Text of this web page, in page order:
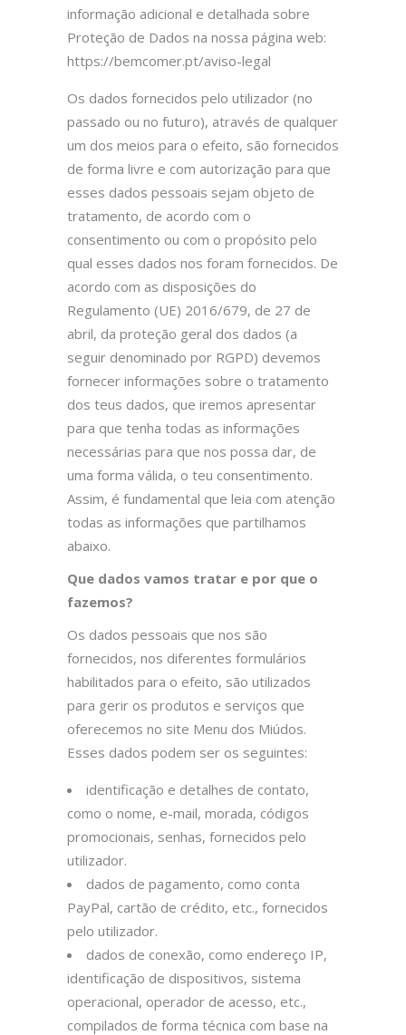
informação adicional e detalhada sobre
Proteção de Dados na nossa página web:
https://bemcomer.pt/aviso-legal
Os dados fornecidos pelo utilizador (no
passado ou no futuro), através de qualquer
um dos meios para o efeito, são fornecidos
de forma livre e com autorização para que
esses dados pessoais sejam objeto de
tratamento, de acordo com o
consentimento ou com o propósito pelo
qual esses dados nos foram fornecidos. De
acordo com as disposições do
Regulamento (UE) 2016/679, de 27 de
abril, da proteção geral dos dados (a
seguir denominado por RGPD) devemos
fornecer informações sobre o tratamento
dos teus dados, que iremos apresentar
para que tenha todas as informações
necessárias para que nos possa dar, de
uma forma válida, o teu consentimento.
Assim, é fundamental que leia com atenção
todas as informações que partilhamos
abaixo.
Que dados vamos tratar e por que o
fazemos?
Os dados pessoais que nos são
fornecidos, nos diferentes formulários
habilitados para o efeito, são utilizados
para gerir os produtos e serviços que
oferecemos no site Menu dos Miúdos.
Esses dados podem ser os seguintes:
identificação e detalhes de contato,
como o nome, e-mail, morada, códigos
promocionais, senhas, fornecidos pelo
utilizador.
dados de pagamento, como conta
PayPal, cartão de crédito, etc., fornecidos
pelo utilizador.
dados de conexão, como endereço IP,
identificação de dispositivos, sistema
operacional, operador de acesso, etc.,
compilados de forma técnica com base na